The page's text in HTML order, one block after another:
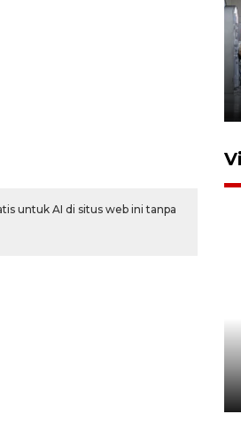
untuk AI di situs web ini tanpa